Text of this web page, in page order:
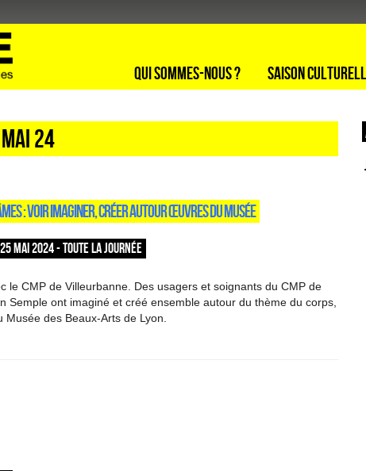
Qui sommes-nous ? Saison
24
: VOIR IMAGINER, CRÉER AUTOUR ŒUVRES DU MUSÉE
MAI 2024 - TOUTE LA JOURNÉE
le CMP de Villeurbanne. Des usagers et soignants du CMP de
Semple ont imaginé et créé ensemble autour du thème du corps,
des Beaux-Arts de Lyon.